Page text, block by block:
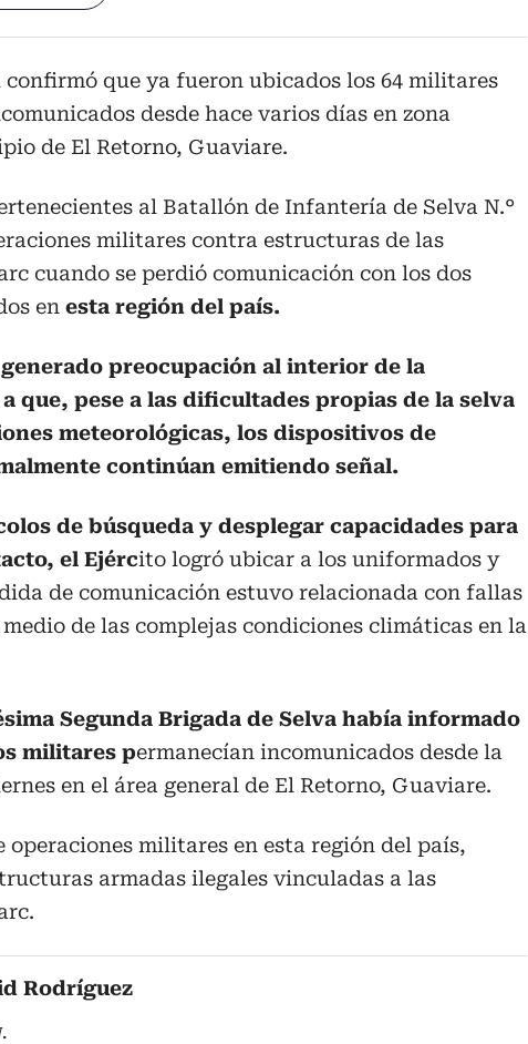
que ya fueron ubicados los 64 militares
desde hace varios días en zona
de El Retorno, Guaviare.
al Batallón de Infantería de Selva N.°
militares contra estructuras de las
cuando se perdió comunicación con los dos
en esta región del país.
preocupación al interior de la
que, pese a las dificultades propias de la selva
meteorológicas, los dispositivos de
continúan emitiendo señal.
de búsqueda y desplegar capacidades para
el Ejército logró ubicar a los uniformados y
de comunicación estuvo relacionada con fallas
de las complejas condiciones climáticas en la
Segunda Brigada de Selva había informado
militares permanecían incomunicados desde la
en el área general de El Retorno, Guaviare.
operaciones militares en esta región del país,
armadas ilegales vinculadas a las
Rodríguez